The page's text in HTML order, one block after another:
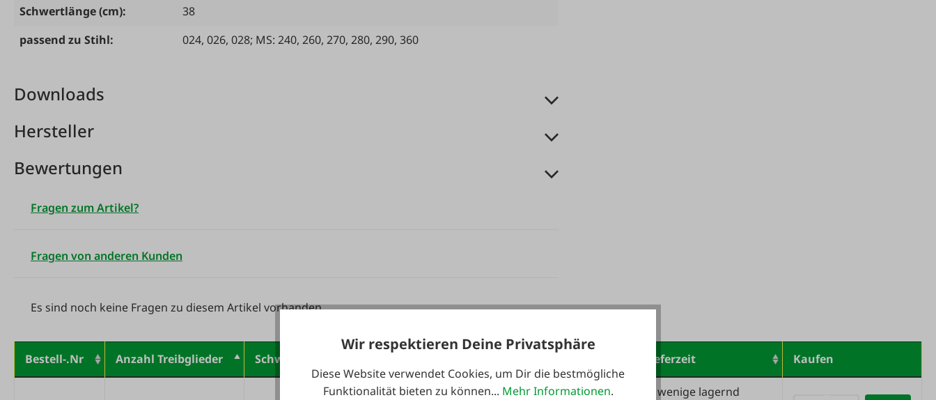
Schwertlänge (cm):
38
passend zu Stihl:
024, 026, 028; MS: 240, 260, 270, 280, 290, 360
Downloads
Hersteller
Bewertungen
Fragen zum Artikel?
Fragen von anderen Kunden
Es sind noch keine Fragen zu diesem Artikel vorhanden.
Bestell-.Nr Anzahl Treibglieder Schwertlänge (cm) Lieferzeit Kaufen
wenige lagernd
Wir respektieren Deine Privatsphäre
Diese Website verwendet Cookies, um Dir die bestmögliche
Funktionalität bieten zu können... Mehr Informationen.